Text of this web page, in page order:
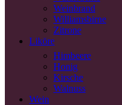
Weinbrand
Williamsbirne
Zitrone
Liköre
Himbeere
Honig
Kirsche
Walnuss
Wein